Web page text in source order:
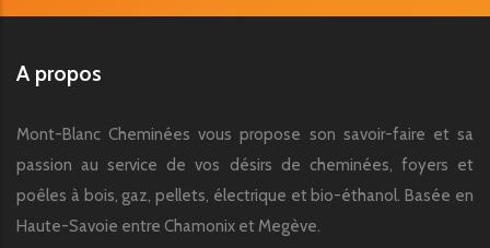
A propos
Mont-Blanc Cheminées vous propose son savoir-faire et sa
passion au service de vos désirs de cheminées, foyers et
poêles à bois, gaz, pellets, électrique et bio-éthanol. Basée en
Haute-Savoie entre Chamonix et Megève.